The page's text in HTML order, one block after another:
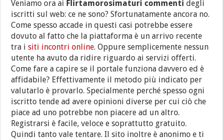
Veniamo ora ai Flirtamorosimaturi commentidegli
iscritti sul web: ce ne sono? Sfortunatamente ancora no.
Come spesso accade in questi casi potrebbe essere
dovuto al fatto che la piattaforma è un arrivo recente
tra i siti incontri online. Oppure semplicemente nessun
utente ha avuto da ridire riguardo ai servizi offerti.
Come fare a capire se il portale funziona davvero ed è
affidabile? Effettivamente il metodo più indicato per
valutarlo è provarlo. Specialmente perché spesso ogni
iscritto tende ad avere opinioni diverse per cui ciò che
piace ad uno potrebbe non piacere ad un altro.
Registrarsi è facile, veloce e soprattutto gratuito.
Quindi tanto vale tentare. Il sito inoltre è anonimo e ti